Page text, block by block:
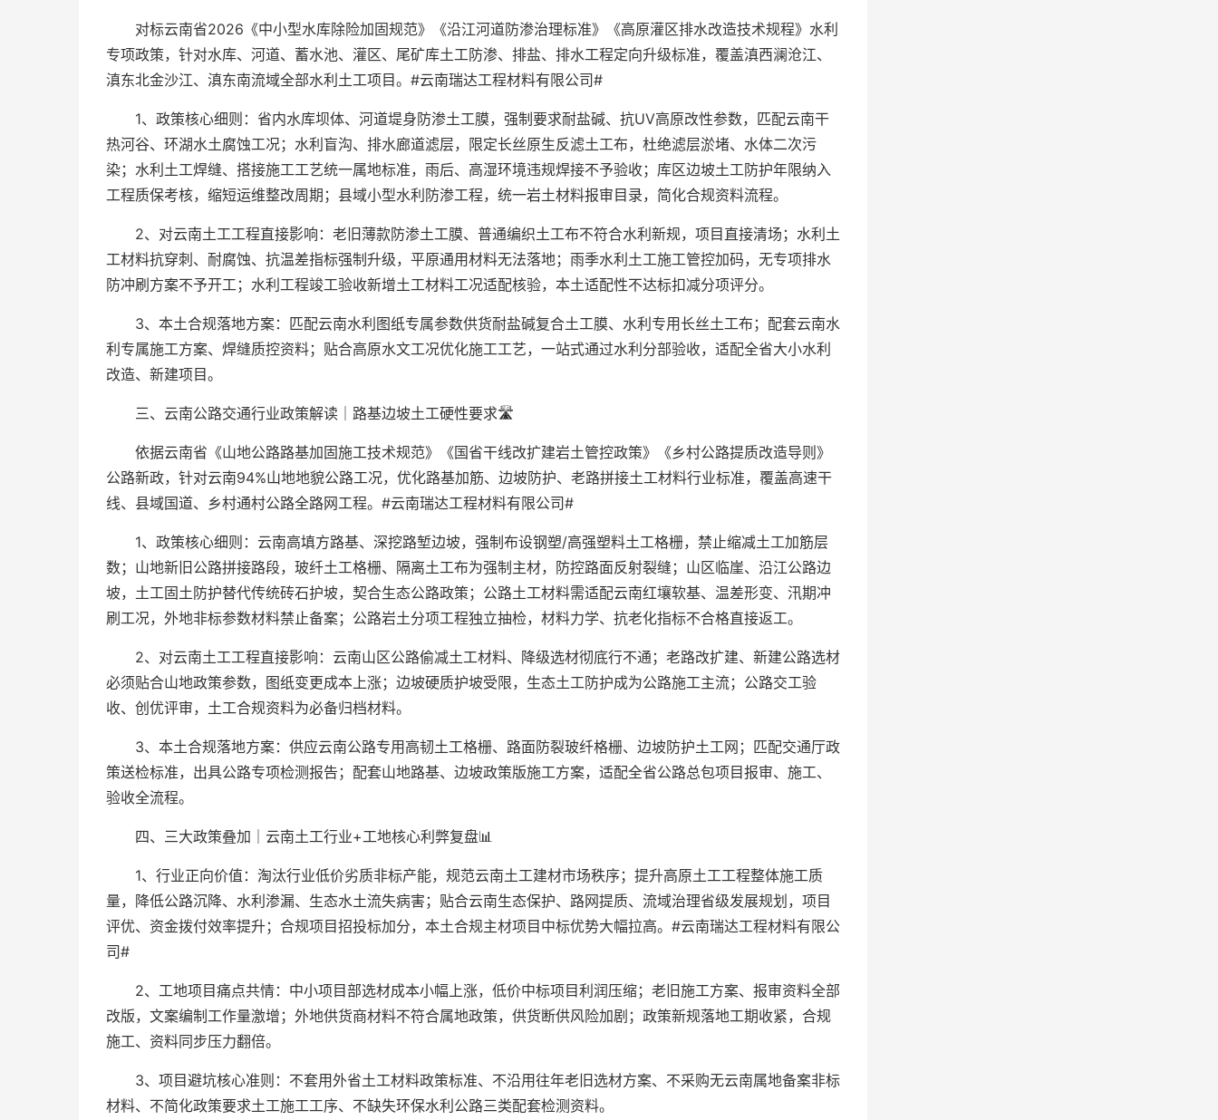
对标云南省2026《中小型水库除险加固规范》《沿江河道防渗治理标准》《高原灌区排水改造技术规程》水利
专项政策，针对水库、河道、蓄水池、灌区、尾矿库土工防渗、排盐、排水工程定向升级标准，覆盖滇西澜沧江、
滇东北金沙江、滇东南流域全部水利土工项目。#云南瑞达工程材料有限公司#
1、政策核心细则：省内水库坝体、河道堤身防渗土工膜，强制要求耐盐碱、抗UV高原改性参数，匹配云南干
热河谷、环湖水土腐蚀工况；水利盲沟、排水廊道滤层，限定长丝原生反滤土工布，杜绝滤层淤堵、水体二次污
染；水利土工焊缝、搭接施工工艺统一属地标准，雨后、高湿环境违规焊接不予验收；库区边坡土工防护年限纳入
工程质保考核，缩短运维整改周期；县域小型水利防渗工程，统一岩土材料报审目录，简化合规资料流程。
2、对云南土工工程直接影响：老旧薄款防渗土工膜、普通编织土工布不符合水利新规，项目直接清场；水利土
工材料抗穿刺、耐腐蚀、抗温差指标强制升级，平原通用材料无法落地；雨季水利土工施工管控加码，无专项排水
防冲刷方案不予开工；水利工程竣工验收新增土工材料工况适配核验，本土适配性不达标扣减分项评分。
3、本土合规落地方案：匹配云南水利图纸专属参数供货耐盐碱复合土工膜、水利专用长丝土工布；配套云南水
利专属施工方案、焊缝质控资料；贴合高原水文工况优化施工工艺，一站式通过水利分部验收，适配全省大小水利
改造、新建项目。
三、云南公路交通行业政策解读｜路基边坡土工硬性要求🛣️
依据云南省《山地公路路基加固施工技术规范》《国省干线改扩建岩土管控政策》《乡村公路提质改造导则》
公路新政，针对云南94%山地地貌公路工况，优化路基加筋、边坡防护、老路拼接土工材料行业标准，覆盖高速干
线、县域国道、乡村通村公路全路网工程。#云南瑞达工程材料有限公司#
1、政策核心细则：云南高填方路基、深挖路堑边坡，强制布设钢塑/高强塑料土工格栅，禁止缩减土工加筋层
数；山地新旧公路拼接路段，玻纤土工格栅、隔离土工布为强制主材，防控路面反射裂缝；山区临崖、沿江公路边
坡，土工固土防护替代传统砖石护坡，契合生态公路政策；公路土工材料需适配云南红壤软基、温差形变、汛期冲
刷工况，外地非标参数材料禁止备案；公路岩土分项工程独立抽检，材料力学、抗老化指标不合格直接返工。
2、对云南土工工程直接影响：云南山区公路偷减土工材料、降级选材彻底行不通；老路改扩建、新建公路选材
必须贴合山地政策参数，图纸变更成本上涨；边坡硬质护坡受限，生态土工防护成为公路施工主流；公路交工验
收、创优评审，土工合规资料为必备归档材料。
3、本土合规落地方案：供应云南公路专用高韧土工格栅、路面防裂玻纤格栅、边坡防护土工网；匹配交通厅政
策送检标准，出具公路专项检测报告；配套山地路基、边坡政策版施工方案，适配全省公路总包项目报审、施工、
验收全流程。
四、三大政策叠加｜云南土工行业+工地核心利弊复盘📊
1、行业正向价值：淘汰行业低价劣质非标产能，规范云南土工建材市场秩序；提升高原土工工程整体施工质
量，降低公路沉降、水利渗漏、生态水土流失病害；贴合云南生态保护、路网提质、流域治理省级发展规划，项目
评优、资金拨付效率提升；合规项目招投标加分，本土合规主材项目中标优势大幅拉高。#云南瑞达工程材料有限公
司#
2、工地项目痛点共情：中小项目部选材成本小幅上涨，低价中标项目利润压缩；老旧施工方案、报审资料全部
改版，文案编制工作量激增；外地供货商材料不符合属地政策，供货断供风险加剧；政策新规落地工期收紧，合规
施工、资料同步压力翻倍。
3、项目避坑核心准则：不套用外省土工材料政策标准、不沿用往年老旧选材方案、不采购无云南属地备案非标
材料、不简化政策要求土工施工工序、不缺失环保水利公路三类配套检测资料。